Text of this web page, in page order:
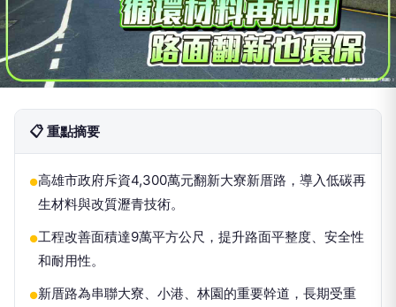
📋 重點摘要
●高雄市政府斥資4,300萬元翻新大寮新厝路，導入低碳再
生材料與改質瀝青技術。
●工程改善面積達9萬平方公尺，提升路面平整度、安全性
和耐用性。
●新厝路為串聯大寮、小港、林園的重要幹道，長期受重